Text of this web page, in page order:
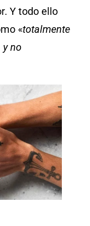
Y todo ello
«totalmente
y no